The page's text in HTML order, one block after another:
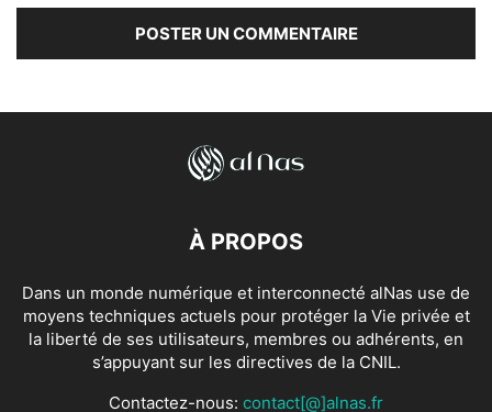
À PROPOS
Dans un monde numérique et interconnecté alNas use de
moyens techniques actuels pour protéger la Vie privée et
la liberté de ses utilisateurs, membres ou adhérents, en
s’appuyant sur les directives de la CNIL.
Contactez-nous: contact[@]alnas.fr